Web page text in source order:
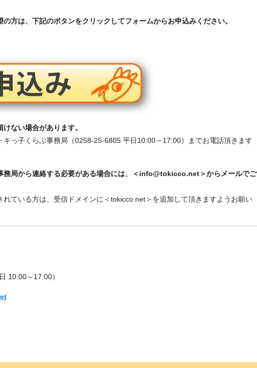
方は、下記のボタンをクリックしてフォームからお申込みください。
ない場合があります。
キっ子くらぶ事務局（0258-25-6805 平日10:00～17:00）までお電話頂きます
務局から連絡する必要がある場合には、＜info@tokicco.net＞からメールでご
れている方は、受信ドメインに＜tokicco.net＞を追加して頂きますようお願い
日 10:00～17:00）